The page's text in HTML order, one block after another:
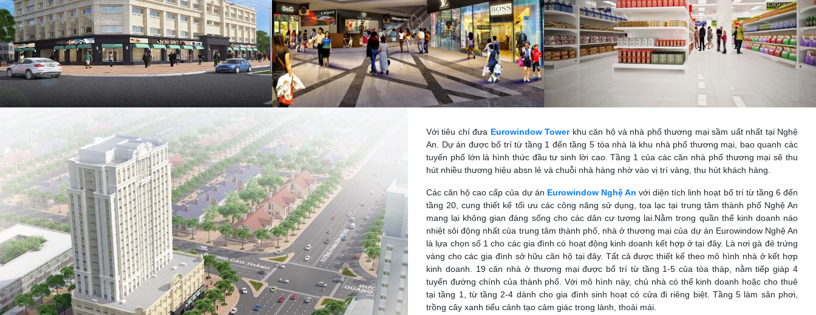
Với tiêu chí đưa Eurowindow Towerkhu căn hộ và nhà phố thương mại sầm uất nhất tại Nghệ
An. Dự án được bố trí từ tầng 1 đến tầng 5 tòa nhà là khu nhà phố thương mại, bao quanh các
tuyến phố lớn là hình thức đầu tư sinh lời cao. Tầng 1 của các căn nhà phố thương mại sẽ thu
hút nhiều thương hiệu absn lẻ và chuỗi nhà hàng nhờ vào vị trí vàng, thu hút khách hàng.
Các căn hộ cao cấp của dự án Eurowindow Nghệ An với diện tích linh hoạt bố trí từ tầng 6 đến
tầng 20, cung thiết kế tối ưu các công năng sử dụng, tọa lạc tại trung tâm thành phố Nghệ An
mang lại không gian đáng sống cho các dân cư tương lai.Nằm trong quần thể kinh doanh náo
nhiệt sôi động nhất của trung tâm thành phố, nhà ở thương mại của dự án Eurowindow Nghệ An
là lựa chọn số 1 cho các gia đình có hoạt động kinh doanh kết hợp ở tại đây. Là nơi gà đẻ trứng
vàng cho các gia đình sở hữu căn hộ tại đây. Tất cả được thiết kế theo mô hình nhà ở kết hợp
kinh doanh. 19 căn nhà ở thương mại được bố trí từ tầng 1-5 của tòa tháp, nằm tiếp giáp 4
tuyến đường chính của thành phố. Với mô hình này, chủ nhà có thể kinh doanh hoặc cho thuê
tại tầng 1, từ tầng 2-4 dành cho gia đình sinh hoạt có cửa đi riêng biệt. Tầng 5 làm sân phơi,
trồng cây xanh tiểu cảnh tạo cảm giác trong lành, thoải mái.